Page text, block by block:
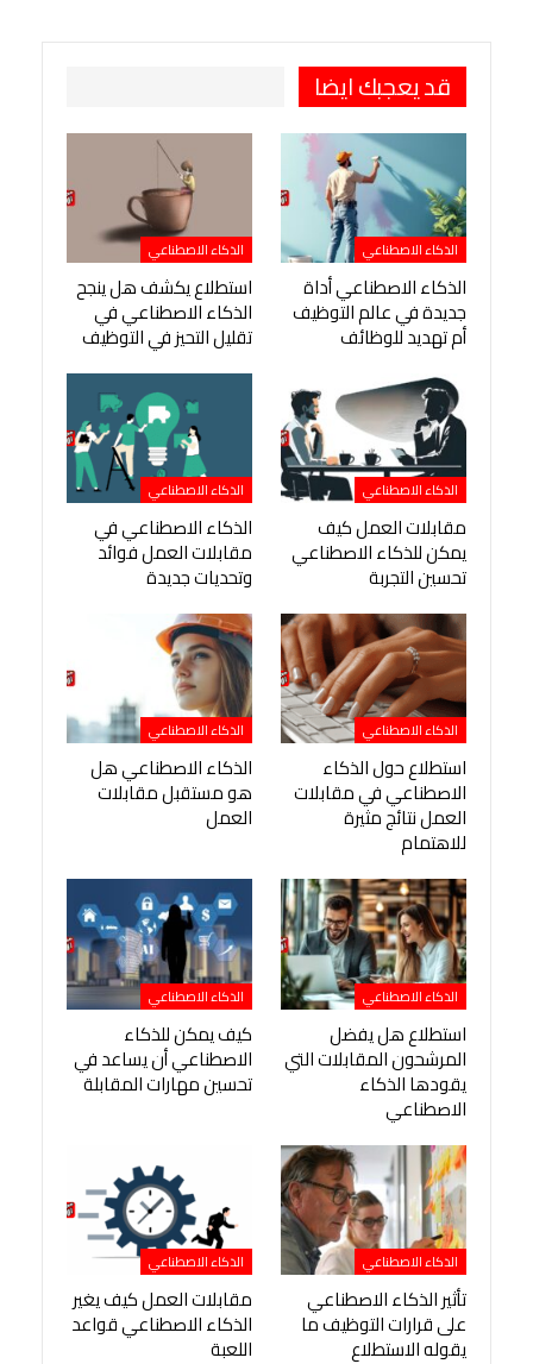
قد يعجبك ايضا
الذكاء الاصطناعي
الذكاء الاصطناعي أداة
جديدة في عالم التوظيف
أم تهديد للوظائف
الذكاء الاصطناعي
استطلاع يكشف هل ينجح
الذكاء الاصطناعي في
تقليل التحيز في التوظيف
الذكاء الاصطناعي
مقابلات العمل كيف
يمكن للذكاء الاصطناعي
تحسين التجربة
الذكاء الاصطناعي
الذكاء الاصطناعي في
مقابلات العمل فوائد
وتحديات جديدة
الذكاء الاصطناعي
استطلاع حول الذكاء
الاصطناعي في مقابلات
العمل نتائج مثيرة
للاهتمام
الذكاء الاصطناعي
الذكاء الاصطناعي هل
هو مستقبل مقابلات
العمل
الذكاء الاصطناعي
استطلاع هل يفضل
المرشحون المقابلات التي
يقودها الذكاء
الاصطناعي
الذكاء الاصطناعي
كيف يمكن للذكاء
الاصطناعي أن يساعد في
تحسين مهارات المقابلة
الذكاء الاصطناعي
تأثير الذكاء الاصطناعي
على قرارات التوظيف ما
يقوله الاستطلاع
الذكاء الاصطناعي
مقابلات العمل كيف يغير
الذكاء الاصطناعي قواعد
اللعبة